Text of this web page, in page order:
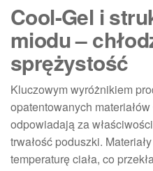
Cool-Gel i
miodu –
sprężystość
Kluczowym wyróżnikiem
opatentowanych materiałów
odpowiadają za
trwałość poduszki.
temperaturę ciała, co